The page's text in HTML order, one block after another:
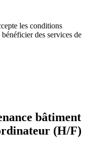
les conditions
des services de
bâtiment
(H/F)